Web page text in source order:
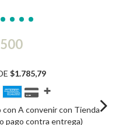
$1.785,79
con A convenir con Tienda
pago contra entrega)